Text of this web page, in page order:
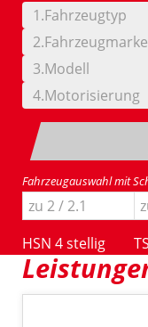
1.Fahrzeugtyp
2.Fahrzeugmarke
3.Modell
4.Motorisierung
Fahrzeugauswahl mit
HSN 4 stellig